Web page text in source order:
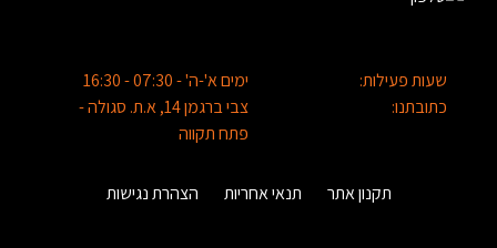
שעות פעילות:
ימים א'-ה' - 07:30 - 16:30
כתובתנו:
צבי ברגמן 14, א.ת. סגולה -
פתח תקווה
תקנון אתר תנאי אחריות הצהרת נגישות